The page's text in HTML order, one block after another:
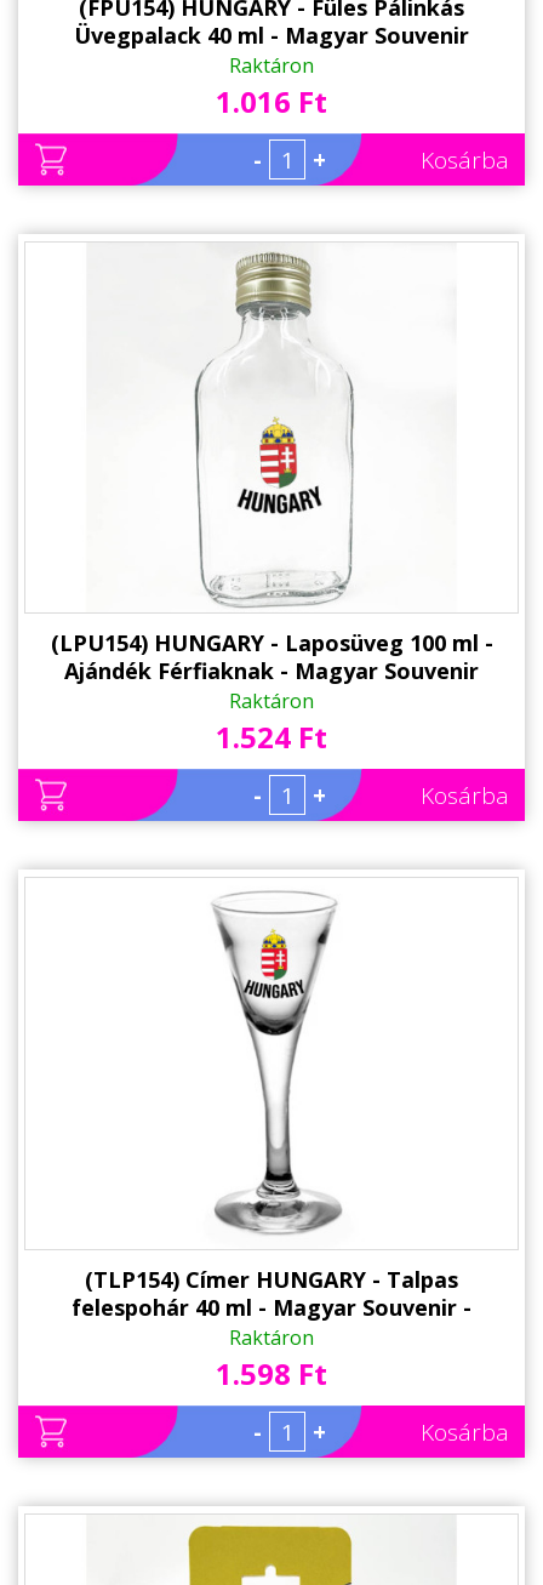
(FPU154) HUNGARY - Füles Pálinkás
Üvegpalack 40 ml - Magyar Souvenir
Raktáron
1.016 Ft
- + Kosárba
(LPU154) HUNGARY - Laposüveg 100 ml -
Ajándék Férfiaknak - Magyar Souvenir
Raktáron
1.524 Ft
- + Kosárba
(TLP154) Címer HUNGARY - Talpas
felespohár 40 ml - Magyar Souvenir -
Magyar Szurkolói Ajándék
Raktáron
1.598 Ft
- + Kosárba